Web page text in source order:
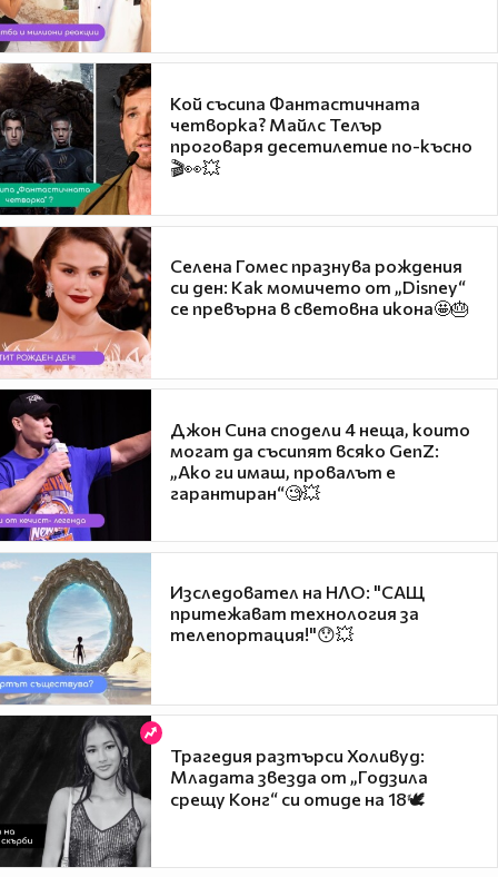
Кой съсипа Фантастичната
четворка? Майлс Телър
проговаря десетилетие по-късно
🎬👀💥
Селена Гомес празнува рождения
си ден: Как момичето от „Disney“
се превърна в световна икона🤩🎂
Джон Сина сподели 4 неща, които
могат да съсипят всяко GenZ:
„Ако ги имаш, провалът е
гарантиран“🧐💥
Изследовател на НЛО: "САЩ
притежават технология за
телепортация!"😯💥
Трагедия разтърси Холивуд:
Младата звезда от „Годзила
срещу Конг“ си отиде на 18🕊️